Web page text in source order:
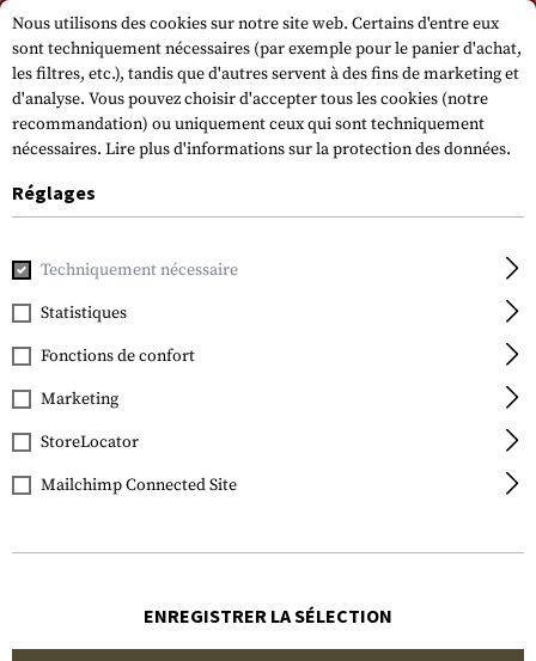
Veuillez noter que les délais de livraison peuvent varier en raison d'un jour
férié sur 15.08.2026.
Accueil Equipment Equipements de protection
Oakley
SI Half Jacket 2.0 XLJ
Polarized
Nous utilisons des cookies sur notre site web. Certains d'entre eux
sont techniquement nécessaires (par exemple pour le panier d'achat,
les filtres, etc.), tandis que d'autres servent à des fins de marketing et
d'analyse. Vous pouvez choisir d'accepter tous les cookies (notre
recommandation) ou uniquement ceux qui sont techniquement
nécessaires. Lire plus d'informations sur la protection des données.
Réglages
Techniquement nécessaire
Statistiques
Fonctions de confort
Marketing
StoreLocator
Mailchimp Connected Site
ENREGISTRER LA SÉLECTION